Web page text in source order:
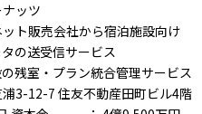
ッツ
ト販売会社から宿泊施設向け
の送受信サービス
残室・プラン統合管理サービス
3-12-7 住友不動産田町ビル4階